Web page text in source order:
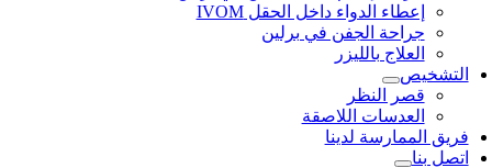
إعطاء الدواء داخل الحقل IVOM
جراحة الجفن في برلين
العلاج بالليزر
التشخيص
قصر النظر
العدسات اللاصقة
فريق الممارسة لدينا
اتصل بنا